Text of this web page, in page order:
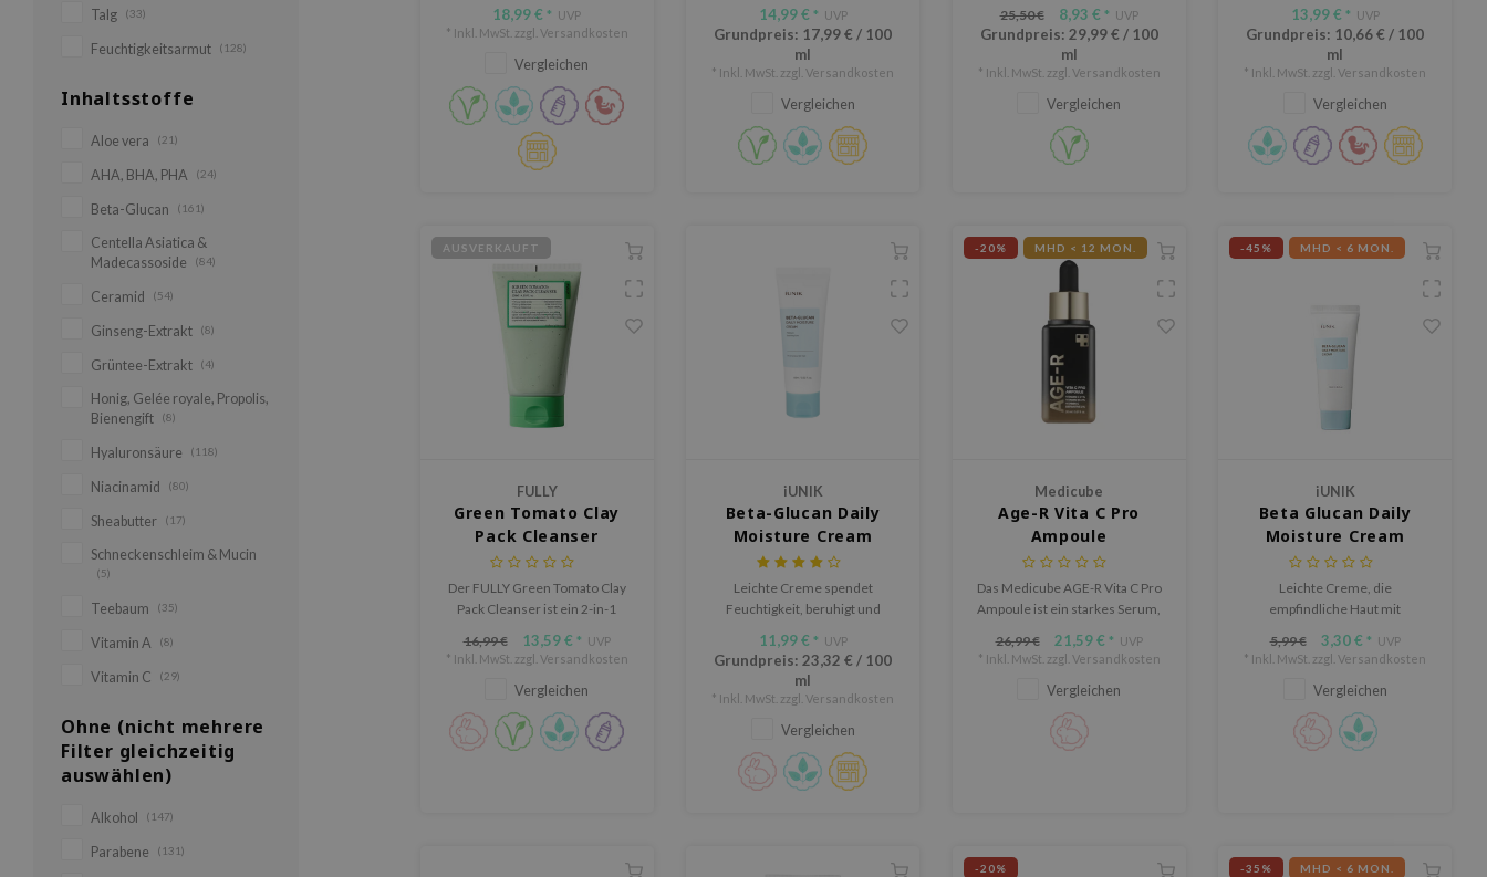
Talg (33)
Feuchtigkeitsarmut (128)
Inhaltsstoffe
Aloe vera (21)
AHA, BHA, PHA (24)
Beta-Glucan (161)
Centella Asiatica &
Madecassoside
(84)
Ceramid (54)
Ginseng-Extrakt (8)
Grüntee-Extrakt (4)
Honig, Gelée royale, Propolis,
Bienengift
(8)
Hyaluronsäure (118)
Niacinamid (80)
Sheabutter (17)
Schneckenschleim & Mucin
(5)
Teebaum (35)
Vitamin A (8)
Vitamin C (29)
Ohne (nicht mehrere
Filter gleichzeitig
auswählen)
Alkohol (147)
Parabene (131)
Green Level Recovery Cream.
18,99 € * UVP
* Inkl. MwSt. zzgl. Versandkosten
Vergleichen
14,99 € * UVP
Grundpreis: 17,99 €/ 100
ml
* Inkl. MwSt. zzgl. Versandkosten
Vergleichen
25,50 € 8,93 € * UVP
Grundpreis: 29,99 €/ 100
ml
* Inkl. MwSt. zzgl. Versandkosten
Vergleichen
13,99 € * UVP
Grundpreis: 10,66 €/ 100
ml
* Inkl. MwSt. zzgl. Versandkosten
Vergleichen
AUSVERKAUFT
FULLY
Green Tomato Clay
Pack Cleanser
Der FULLY Green Tomato Clay
Pack Cleanser ist ein 2-in-1
Tonerdemaske, der die Haut
erfrischt.
16,99 € 13,59 € * UVP
* Inkl. MwSt. zzgl. Versandkosten
Vergleichen
iUNIK
Beta-Glucan Daily
Moisture Cream
Leichte Creme spendet
Feuchtigkeit, beruhigt und
11,99 € * UVP
Grundpreis: 23,32 €/ 100
ml
* Inkl. MwSt. zzgl. Versandkosten
Vergleichen
-20% MHD < 12 MON.
Medicube
Age-R Vita C Pro
Ampoule
Das Medicube AGE-R Vita C Pro
Ampoule ist ein starkes Serum,
Pigmentflecken reduziert.
26,99 € 21,59 € * UVP
* Inkl. MwSt. zzgl. Versandkosten
Vergleichen
-45% MHD < 6 MON.
iUNIK
Beta Glucan Daily
Moisture Cream
Miniature
Leichte Creme, die
empfindliche Haut mit
und schützt.
5,99 € 3,30 € * UVP
* Inkl. MwSt. zzgl. Versandkosten
Vergleichen
-20% -35% MHD < 6 MON.